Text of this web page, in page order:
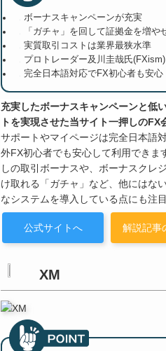
ボーナスキャンペーンが充実
「ガチャ」を回して証拠金を増や
実質取引コストは業界最狭水準
プロトレーダー及川圭哉氏
完全日本語対応でFX初心者も安心
充実したボーナスキャンペーンと低
トを実現させた当サイト一押しのFX
サポートやマイページは完全日本語
外FX初心者でも安心して利用できま
しの取引ボーナスや、ボーナスクレ
け取れる「ガチャ」など、他にはな
なシステムを導入している点にも注目
公式サイトへ 解説記事
XM